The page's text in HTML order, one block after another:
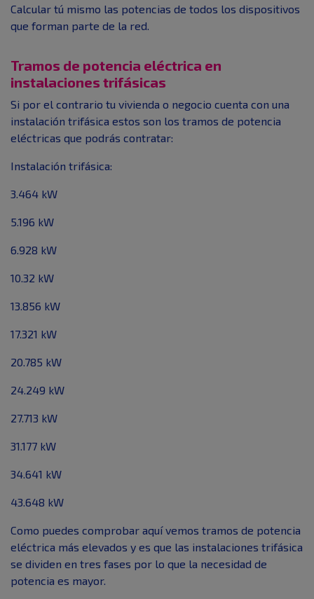
Calcular tú mismo las potencias de todos los dispositivos
que forman parte de la red.
Tramos de potencia eléctrica en
instalaciones trifásicas
Si por el contrario tu vivienda o negocio cuenta con una
instalación trifásica estos son los tramos de potencia
eléctricas que podrás contratar:
Instalación trifásica:
3.464 kW
5.196 kW
6.928 kW
10.32 kW
13.856 kW
17.321 kW
20.785 kW
24.249 kW
27.713 kW
31.177 kW
34.641 kW
43.648 kW
Como puedes comprobar aquí vemos tramos de potencia
eléctrica más elevados y es que las instalaciones trifásica
se dividen en tres fases por lo que la necesidad de
potencia es mayor.